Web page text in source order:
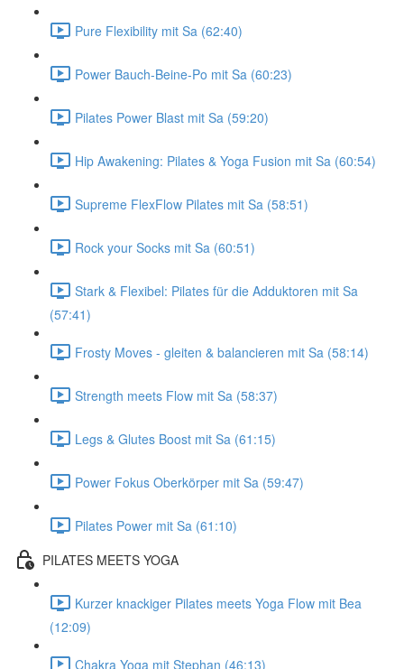
Pure Flexibility mit Sa (62:40)
Power Bauch-Beine-Po mit Sa (60:23)
Pilates Power Blast mit Sa (59:20)
Hip Awakening: Pilates & Yoga Fusion mit Sa (60:54)
Supreme FlexFlow Pilates mit Sa (58:51)
Rock your Socks mit Sa (60:51)
Stark & Flexibel: Pilates für die Adduktoren mit Sa
(57:41)
Frosty Moves - gleiten & balancieren mit Sa (58:14)
Strength meets Flow mit Sa (58:37)
Legs & Glutes Boost mit Sa (61:15)
Power Fokus Oberkörper mit Sa (59:47)
Pilates Power mit Sa (61:10)
PILATES MEETS YOGA
Kurzer knackiger Pilates meets Yoga Flow mit Bea
(12:09)
Chakra Yoga mit Stephan (46:13)